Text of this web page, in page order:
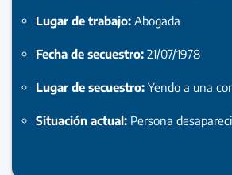
Lugar de trabajo: Abogada
Fecha de secuestro: 21/07/1978
Lugar de secuestro: Yendo a una
Situación actual: Persona